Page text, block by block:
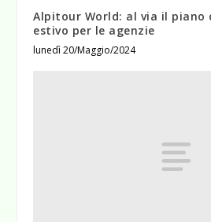
Alpitour World: al via il piano
estivo per le agenzie
lunedì 20/Maggio/2024